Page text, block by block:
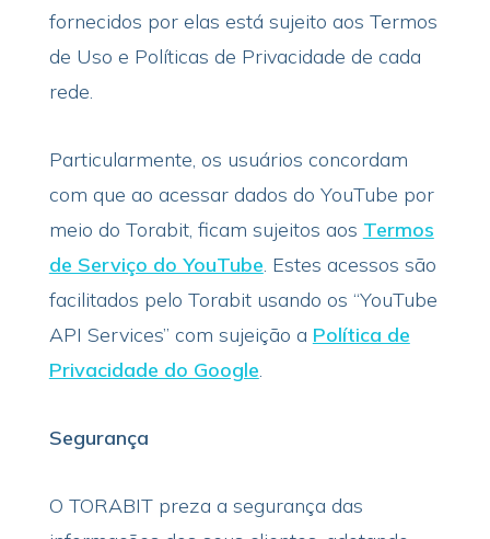
fornecidos por elas está sujeito aos Termos
de Uso e Políticas de Privacidade de cada
rede.
Particularmente, os usuários concordam
com que ao acessar dados do YouTube por
meio do Torabit, ficam sujeitos aos Termos
de Serviço do YouTube. Estes acessos são
facilitados pelo Torabit usando os “YouTube
API Services” com sujeição a Política de
Privacidade do Google.
Segurança
O TORABIT preza a segurança das